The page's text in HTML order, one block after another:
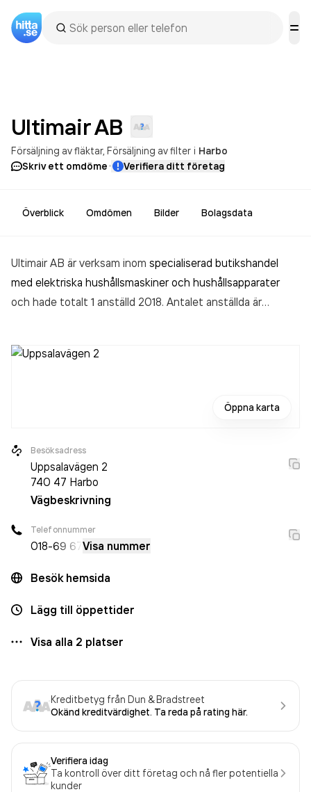
UltimairAB
Försäljning av fläktar Försäljning av filter i Harbo
Skriv ett omdöme· Verifiera ditt företag
Överblick Omdömen Bilder Bolagsdata
Ultimair AB är verksam inom specialiserad butikshandel
med elektriska hushållsmaskiner och hushållsapparater
och hade totalt 1 anställd 2018. Antalet anställda är
467 000,00 kr senaste räkenskapsåret (2018).
Öppna karta
Besöksadress
Uppsalavägen 2
740 47 Harbo
Vägbeskrivning
Telefonnummer
018-69 67 Visa nummer
Besök hemsida
Lägg till öppettider
Visa alla 2 platser
Kreditbetyg från Dun & Bradstreet
Okänd kreditvärdighet. Ta reda på rating här.
Verifiera idag
Ta kontroll över ditt företag och nå fler potentiella
kunder